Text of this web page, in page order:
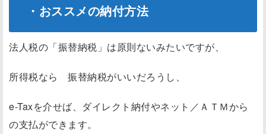
・おススメの納付方法
法人税の「振替納税」は原則ないみたいですが、
所得税なら 振替納税がいいだろうし、
e-Taxを介せば、ダイレクト納付やネット／ＡＴＭから
の支払ができます。